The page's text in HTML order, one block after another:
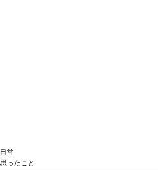
日常
思ったこと